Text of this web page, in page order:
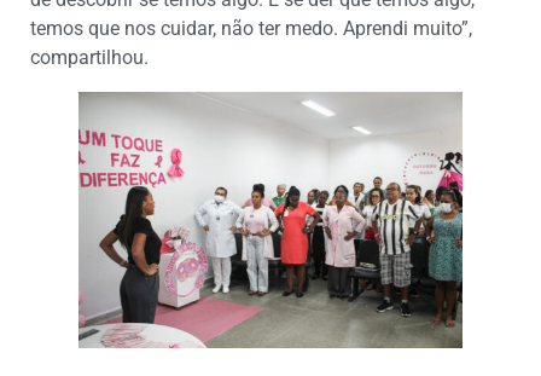
temos que nos cuidar, não ter medo. Aprendi muito”,
compartilhou.